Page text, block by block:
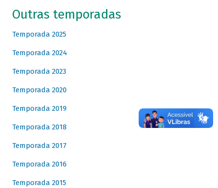
Outras temporadas
Temporada 2025
Temporada 2024
Temporada 2023
Temporada 2020
Temporada 2019
Temporada 2018
Temporada 2017
Temporada 2016
Temporada 2015